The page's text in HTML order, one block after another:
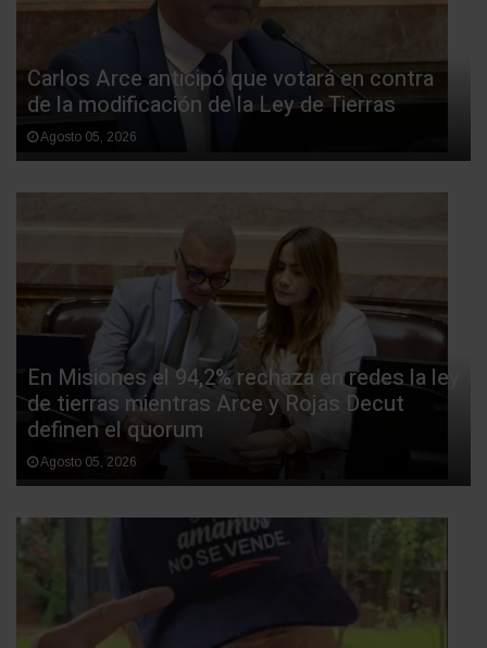
Carlos Arce anticipó que votará en contra
de la modificación de la Ley de Tierras
Agosto 05, 2026
En Misiones el 94,2% rechaza en redes la ley
de tierras mientras Arce y Rojas Decut
definen el quorum
Agosto 05, 2026